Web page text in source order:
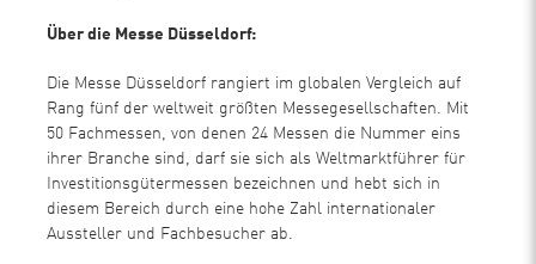
Über die Messe Düsseldorf:
Die Messe Düsseldorf rangiert im globalen Vergleich auf
Rang fünf der weltweit größten Messegesellschaften. Mit
50 Fachmessen, von denen 24 Messen die Nummer eins
ihrer Branche sind, darf sie sich als Weltmarktführer für
Investitionsgütermessen bezeichnen und hebt sich in
diesem Bereich durch eine hohe Zahl internationaler
Aussteller und Fachbesucher ab.